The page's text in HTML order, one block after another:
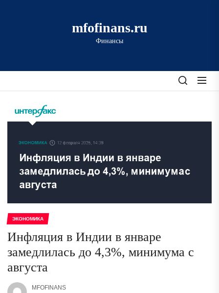
mfofinans.ru
Финансы
ЭКОНОМИКА
Инфляция в Индии в январе
замедлилась до 4,3%, минимума с
августа
MFOFINANS